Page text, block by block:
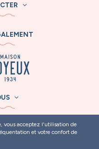
vous acceptez l'utilisation de
et votre confort de